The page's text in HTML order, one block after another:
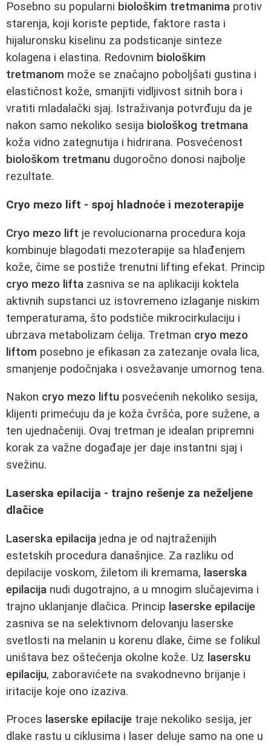
Posebno su popularni biološkim tretmanima protiv
starenja, koji koriste peptide, faktore rasta i
hijaluronsku kiselinu za podsticanje sinteze
kolagena i elastina. Redovnim biološkim
tretmanom može se značajno poboljšati gustina i
elastičnost kože, smanjiti vidljivost sitnih bora i
vratiti mladalački sjaj. Istraživanja potvrđuju da je
nakon samo nekoliko sesija biološkog tretmana
koža vidno zategnutija i hidrirana. Posvećenost
biološkom tretmanu dugoročno donosi najbolje
rezultate.
Cryo mezo lift - spoj hladnoće i mezoterapije
Cryo mezo lift je revolucionarna procedura koja
kombinuje blagodati mezoterapije sa hlađenjem
kože, čime se postiže trenutni lifting efekat. Princip
cryo mezo lifta zasniva se na aplikaciji koktela
aktivnih supstanci uz istovremeno izlaganje niskim
temperaturama, što podstiče mikrocirkulaciju i
ubrzava metabolizam ćelija. Tretman cryo mezo
liftom posebno je efikasan za zatezanje ovala lica,
smanjenje podočnjaka i osvežavanje umornog tena.
Nakon cryo mezo liftu posvećenih nekoliko sesija,
klijenti primećuju da je koža čvršća, pore sužene, a
ten ujednačeniji. Ovaj tretman je idealan pripremni
korak za važne događaje jer daje instantni sjaj i
svežinu.
Laserska epilacija - trajno rešenje za neželjene
dlačice
Laserska epilacija jedna je od najtraženijih
estetskih procedura današnjice. Za razliku od
depilacije voskom, žiletom ili kremama, laserska
epilacija nudi dugotrajno, a u mnogim slučajevima i
trajno uklanjanje dlačica. Princip laserske epilacije
zasniva se na selektivnom delovanju laserske
svetlosti na melanin u korenu dlake, čime se folikul
uništava bez oštećenja okolne kože. Uz lasersku
epilaciju, zaboravićete na svakodnevno brijanje i
iritacije koje ono izaziva.
Proces laserske epilacije traje nekoliko sesija, jer
dlake rastu u ciklusima i laser deluje samo na one u